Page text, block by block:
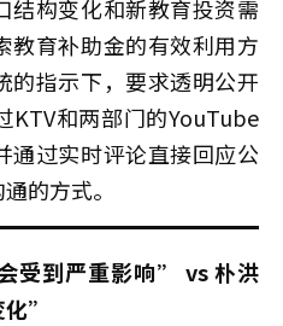
结构变化和新教育投资需
教育补助金的有效利用方
的指示下，要求透明公开
KTV和两部门的YouTube
通过实时评论直接回应公
的方式。
受到严重影响” vs 朴洪
”